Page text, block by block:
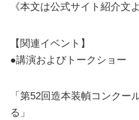
《本文は公式サイト紹介文
【関連イベント】
●講演およびトークショー
「第52回造本装幀コンクー
る」